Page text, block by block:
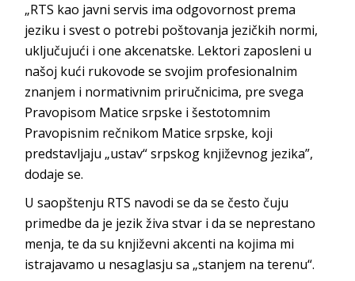
„RTS kao javni servis ima odgovornost prema
jeziku i svest o potrebi poštovanja jezičkih normi,
uključujući i one akcenatske. Lektori zaposleni u
našoj kući rukovode se svojim profesionalnim
znanjem i normativnim priručnicima, pre svega
Pravopisom Matice srpske i šestotomnim
Pravopisnim rečnikom Matice srpske, koji
predstavljaju „ustav“ srpskog književnog jezika”,
dodaje se.
U saopštenju RTS navodi se da se često čuju
primedbe da je jezik živa stvar i da se neprestano
menja, te da su književni akcenti na kojima mi
istrajavamo u nesaglasju sa „stanjem na terenu“.